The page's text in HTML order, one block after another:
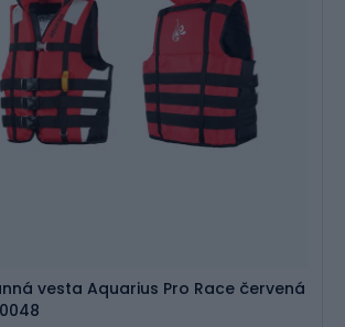
vesta Aquarius Pro Race červená